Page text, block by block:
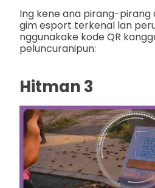
Ing kene ana pirang-
gim esport terkenal lan
nggunakake kode QR
peluncuranipun:
Hitman 3